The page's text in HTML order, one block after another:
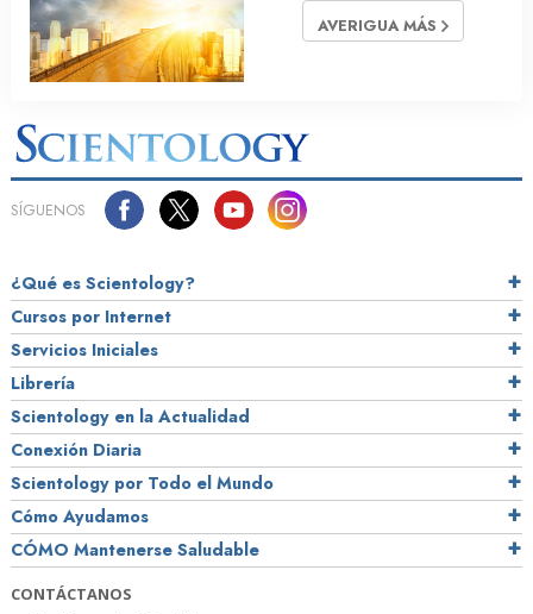
AVERIGUA MÁS
SÍGUENOS
¿Qué es Scientology?
Cursos por Internet
Servicios Iniciales
Librería
Scientology en la Actualidad
Conexión Diaria
Scientology por Todo el Mundo
Cómo Ayudamos
CÓMO Mantenerse Saludable
CONTÁCTANOS